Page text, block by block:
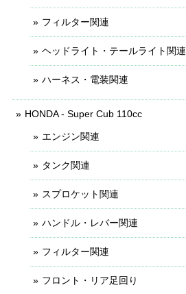
フィルター関連
ヘッドライト・テールライト関連
ハーネス・電装関連
HONDA - Super Cub 110cc
エンジン関連
タンク関連
スプロケット関連
ハンドル・レバー関連
フィルター関連
フロント・リア足回り